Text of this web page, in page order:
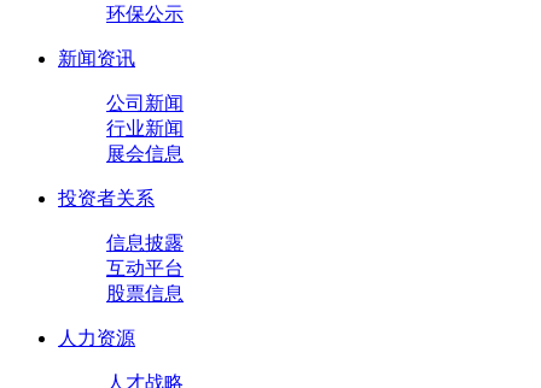
环保公示
新闻资讯
公司新闻
行业新闻
展会信息
投资者关系
信息披露
互动平台
股票信息
人力资源
人才战略